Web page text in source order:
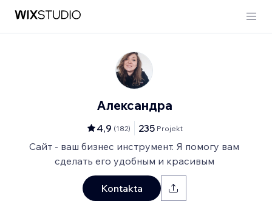
Александра
4,9 (182) 235 Projekt
Сайт - ваш бизнес инструмент. Я помогу вам
сделать его удобным и красивым
Kontakta